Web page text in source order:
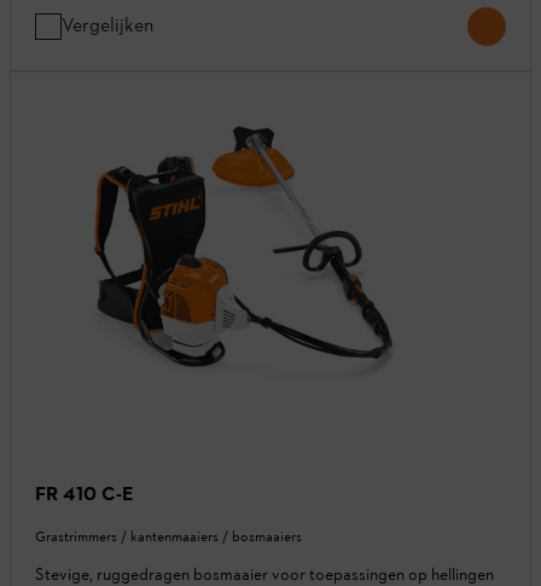
Vergelijken
FR 410 C-E
Grastrimmers / kantenmaaiers / bosmaaiers
Stevige, ruggedragen bosmaaier voor toepassingen op hellingen